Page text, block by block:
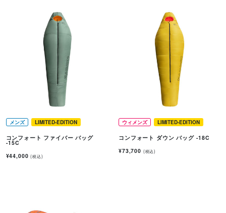
メンズ LIMITED-EDITION
コンフォート ファイバー バッグ
-15C
¥44,000(税込)
ウィメンズ LIMITED-EDITION
コンフォート ダウン バッグ -18C
¥73,700 (税込)